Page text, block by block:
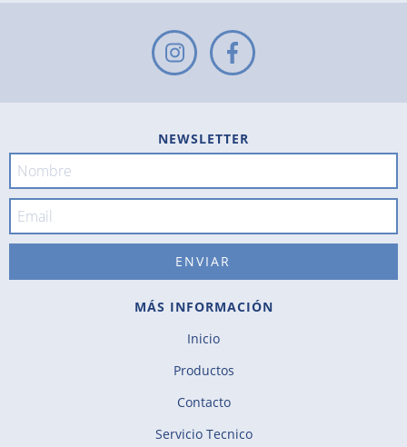
NEWSLETTER
MÁS INFORMACIÓN
Inicio
Productos
Contacto
Servicio Tecnico